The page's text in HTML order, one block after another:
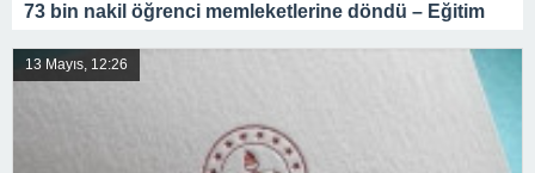
73 bin nakil öğrenci memleketlerine döndü – Eğitim
13 Mayıs, 12:26